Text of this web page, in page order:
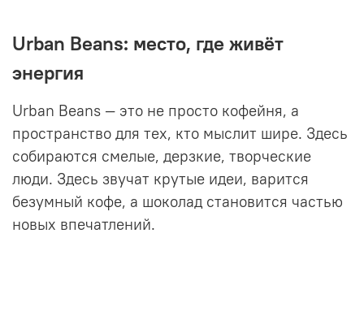
Urban Beans: место, где живёт
энергия
Urban Beans — это не просто кофейня, а
пространство для тех, кто мыслит шире. Здесь
собираются смелые, дерзкие, творческие
люди. Здесь звучат крутые идеи, варится
безумный кофе, а шоколад становится частью
новых впечатлений.